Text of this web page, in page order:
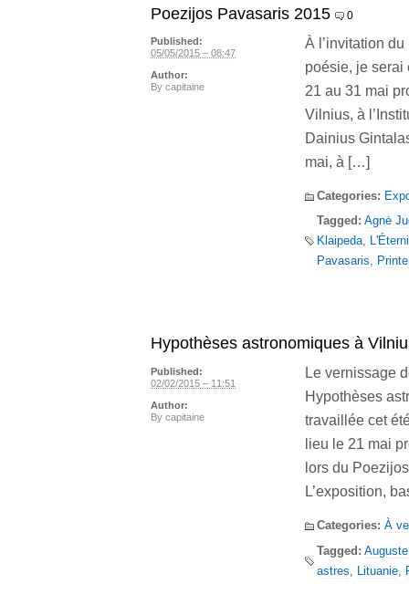
Poezijos Pavasaris 2015 0
À l’invitation
poésie, je serai
21 au 31 mai
Vilnius, à
Dainius
mai, à […]
Categories:
Tagged: Agnė
Klaipeda,
Pavasaris,
Published:
05/05/2015 – 08:47
Author:
By capitaine
Hypothèses astronomiques à
Le vernissage
Hypothèses
travaillée cet
lieu le 21 mai
lors du
L’exposition,
Categories: À
Tagged:
astres
Lituanie
Published:
02/02/2015 – 11:51
Author:
By capitaine